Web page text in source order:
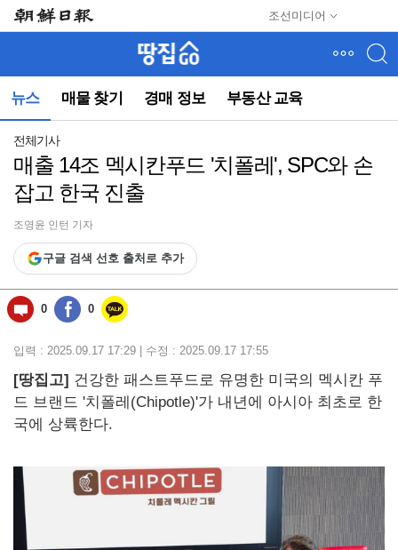
조선미디어
뉴스 매물 찾기 경매 정보 부동산 교육
뉴
(컨
동)
전체기사
매출 14조 멕시칸푸드 '치폴레', SPC와 손
잡고 한국 진출
조영윤 인턴 기자
구글 검색 선호 출처로 추가
0 0
입력 : 2025.09.17 17:29 | 수정 : 2025.09.17 17:55
[땅집고] 건강한 패스트푸드로 유명한 미국의 멕시칸 푸
드 브랜드 '치폴레(Chipotle)'가 내년에 아시아 최초로 한
국에 상륙한다.